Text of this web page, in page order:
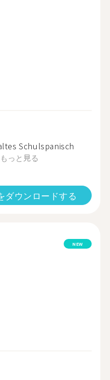
Schulspanisch
もっと見る
ダウンロードする
NEW